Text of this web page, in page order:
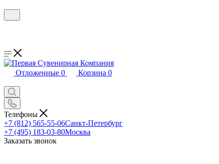
Отложенные 0 Корзина 0
Телефоны
+7 (812) 565-55-06Санкт-Петербург
+7 (495) 183-03-80Москва
Заказать звонок